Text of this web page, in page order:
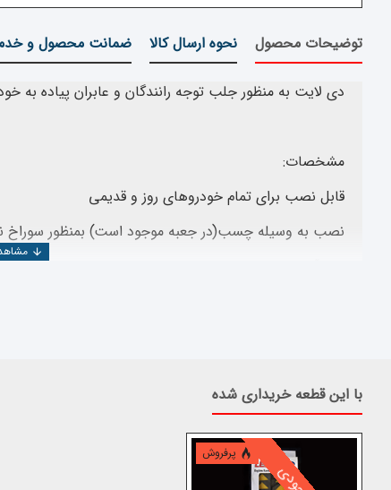
توضیحات محصول نحوه ارسال کالا ضمانت محصول و
دی لایت به منظور جلب توجه رانندگان و عابران پیاده به
مشخصات:
قابل نصب برای تمام خودروهای روز و قدیمی
نصب به وسیله چسب(در جعبه موجود است) بمنظور سوراخ
فلشینگ راهنما با نور زرد
عمر مفید 50000 ساعت
جریان مصرفی بسیار کم و ناچیز
با این قطعه خریداری شده
پرفروش